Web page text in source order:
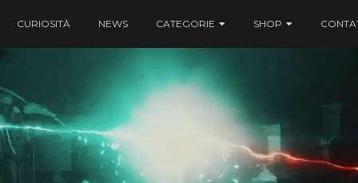
CURIOSITÀ NEWS CATEGORIE SHOP